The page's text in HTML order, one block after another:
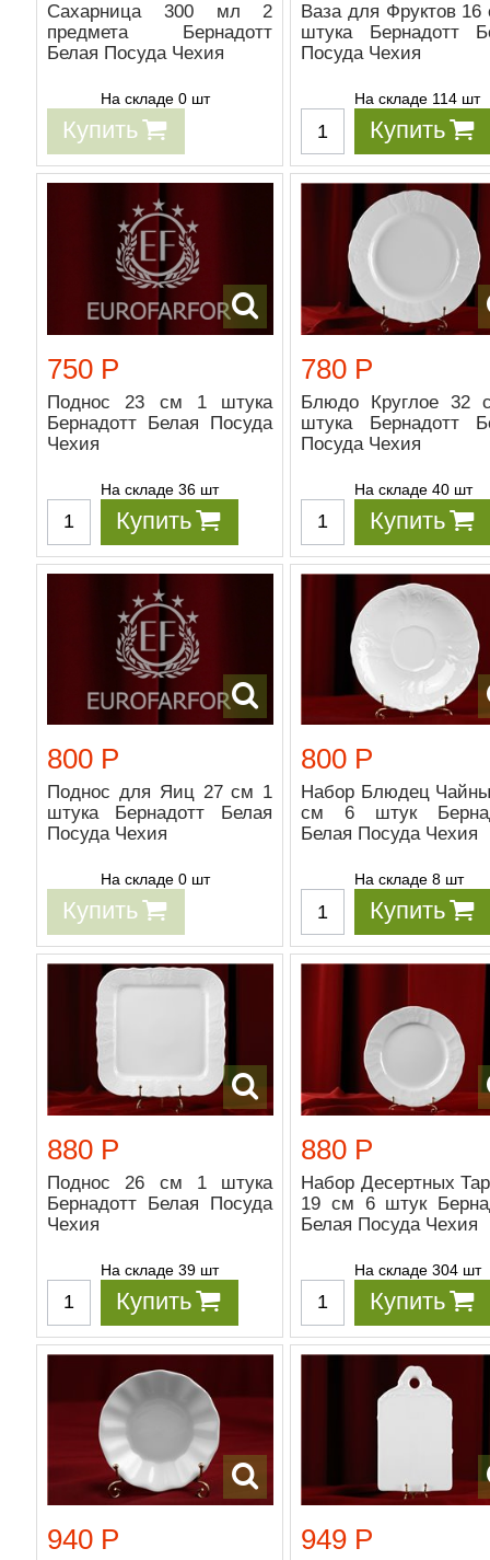
Сахарница 300 мл 2
предмета Бернадотт
Белая Посуда Чехия
На складе 0 шт
Купить
Ваза для Фруктов 16
штука Бернадотт
Посуда Чехия
На складе 114 шт
Купить
750 Р
Поднос 23 см 1 штука
Бернадотт Белая Посуда
Чехия
На складе 36 шт
Купить
780 Р
Блюдо Круглое 32
штука Бернадотт
Посуда Чехия
На складе 40 шт
Купить
800 Р
Поднос для Яиц 27 см 1
штука Бернадотт Белая
Посуда Чехия
На складе 0 шт
Купить
800 Р
Набор Блюдец
см 6 штук
Белая Посуда Чехия
На складе 8 шт
Купить
880 Р
Поднос 26 см 1 штука
Бернадотт Белая Посуда
Чехия
На складе 39 шт
Купить
880 Р
Набор Десертных
19 см 6 штук
Белая Посуда Чехия
На складе 304 шт
Купить
940 Р 949 Р